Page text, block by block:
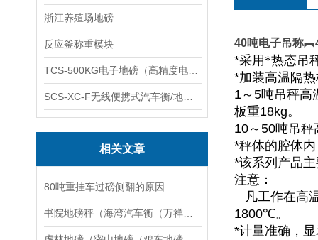
浙江养殖场地磅
反应釜称重模块
相关文章
80吨重挂车过磅侧翻的原因
40吨电子吊称
*采用*热态吊
*加装高温隔
1～ 5吨吊秤高
板重18kg。
10～ 50吨吊秤
*秤体的腔体
*该系列产品
注意：
凡工作在高
1800℃。
*计量准确，